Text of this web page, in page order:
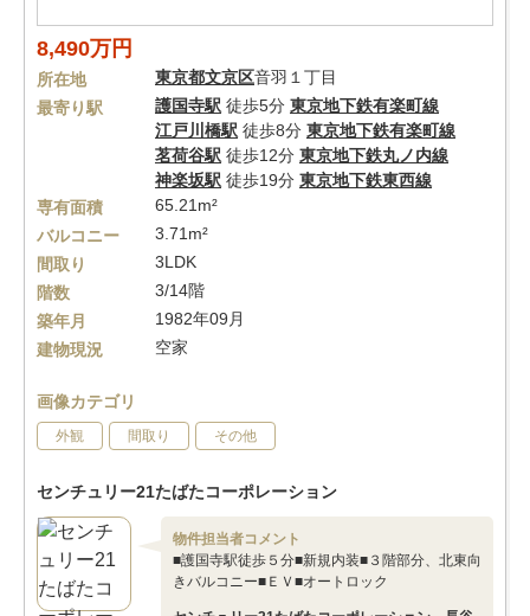
8,490万円
所在地 東京都文京区音羽１丁目
最寄り駅
護国寺駅 徒歩5分 東京地下鉄有楽町線
江戸川橋駅 徒歩8分 東京地下鉄有楽町線
茗荷谷駅 徒歩12分 東京地下鉄丸ノ内線
神楽坂駅 徒歩19分 東京地下鉄東西線
専有面積
65.21m²
バルコニー
3.71m²
間取り
3LDK
階数
3/14階
築年月
1982年09月
建物現況
空家
画像カテゴリ
外観 間取り その他
センチュリー21たばたコーポレーション
物件担当者コメント
■護国寺駅徒歩５分■新規内装■３階部分、北東向
きバルコニー■ＥＶ■オートロック